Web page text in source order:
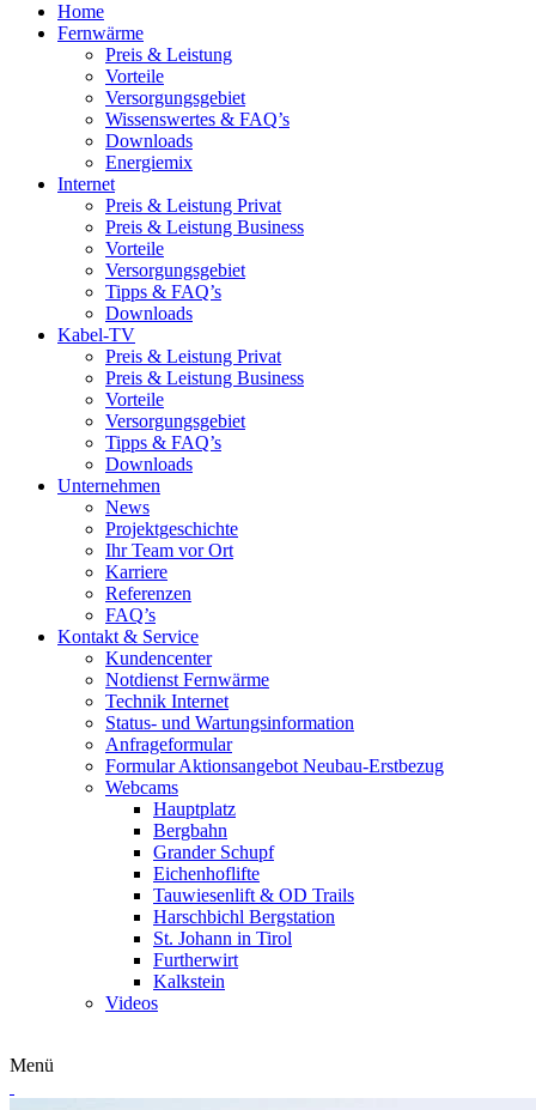
Home
Fernwärme
Preis & Leistung
Vorteile
Versorgungsgebiet
Wissenswertes & FAQ’s
Downloads
Energiemix
Internet
Preis & Leistung Privat
Preis & Leistung Business
Vorteile
Versorgungsgebiet
Tipps & FAQ’s
Downloads
Kabel-TV
Preis & Leistung Privat
Preis & Leistung Business
Vorteile
Versorgungsgebiet
Tipps & FAQ’s
Downloads
Unternehmen
News
Projektgeschichte
Ihr Team vor Ort
Karriere
Referenzen
FAQ’s
Kontakt & Service
Kundencenter
Notdienst Fernwärme
Technik Internet
Status- und Wartungsinformation
Anfrageformular
Formular Aktionsangebot Neubau-Erstbezug
Webcams
Hauptplatz
Bergbahn
Grander Schupf
Eichenhoflifte
Tauwiesenlift & OD Trails
Harschbichl Bergstation
St. Johann in Tirol
Furtherwirt
Kalkstein
Videos
Menü